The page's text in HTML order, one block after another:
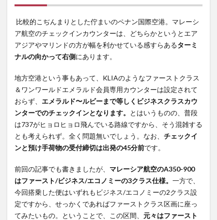
ジネ
ラス
チェ
ック
イン
ーシ
ア航
空の
「F
区画
ビジ
ネス
開
はト
リッ
キ
2
ペナ
比較的こぢんまりとした佇まいのペナン国際空港。マレーシ
ア航空のチェックインカウンターは、どちらかというとエア
アジアやマリンドの方が幅を利かせている感すらあるターミ
ナルの向かって右側にあります。
地方空港という事もあって、KLIAのようなファーストクラス
＆ワンワールドエメラルド会員専用カウンターは設定されて
おらず、 エメラルド〜ルビーまで等しくビジネスクラスカウ
ンターでのチェックインとなります。
とはいうものの、普段
は737がヒョロヒョロ飛んでいる路線ですから、そう混雑する
とも考えられず。全く問題無いでしょう。なお、 チェックイ
ンと預け手荷物の受付締切は出発の45分前です。
前回の記事でも書きましたが、 マレーシア航空のA350-900
はファースト/ビジネス/エコノミーの3クラス仕様。 一方で、
今回搭乗した便はいずれもビジネス/エコノミーの2クラス設
定ですから、せっかくであればファーストクラス区画に座っ
てみたいもの。ということで、この区間、 元々はファースト